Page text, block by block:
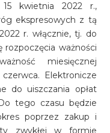
15 kwietnia 2022 r.,
ekspresowych z tą
r. włącznie, tj. do
rozpoczęcia ważności
miesięcznej
Elektronicze
do uiszczania opłat
tego czasu będzie
poprzez zakup i
zwykłej w formie